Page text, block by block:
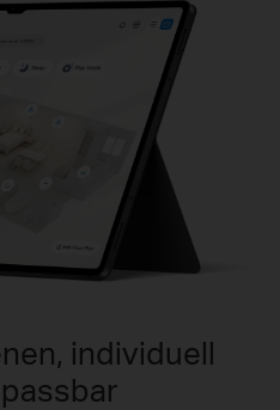
individuell